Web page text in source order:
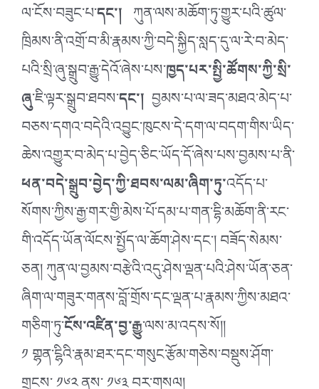
ལ་ངོས་བཟུང་པ་དང་། ཀུན་ལས་མཆོག་ཏུ་གྱུར་པའི་ཚུལ་
ཁྲིམས་ནི་འགྲོ་བ་མི་རྣམས་ཀྱི་བདེ་སྐྱིད་སླད་དུ་ལ་རེ་བ་མེད་
པའི་སྲི་ཞུ་སྒྲུབ་རྒྱུ་དེའོ་ཞེས་པས་ཁྱད་པར་སྤྱི་ཚོགས་ཀྱི་སྲི་
ཞུ་ཇི་ལྟར་སྒྲུབ་ཐབས་དང་།བྱམས་པ་ལ་ཟད་མཐའ་མེད་པ་
བཅས་དགའ་བདེའི་འབྱུང་ཁུངས་དེ་དག་ལ་བདག་གིས་ཡིད་
ཆེས་འགྱུར་བ་མེད་པ་བྱེད་ཅིང་ཡོད་དོ་ཞེས་པས་བྱམས་པ་ནི་
ཕན་བདེ་སྒྲུབ་བྱེད་ཀྱི་ཐབས་ལམ་ཞིག་ཏུ་འདོད་པ་
སོགས་ཀྱིས་རྒྱ་གར་གྱི་མེས་པོ་དམ་པ་གན་དྷི་མཆོག་ནི་རང་
གི་འདོད་ཡོན་ལོངས་སྤྱོད་ལ་ཆོག་ཤེས་དང་། བཟོད་སེམས་
ཅན། ཀུན་ལ་བྱམས་བརྩེའི་འདུ་ཤེས་ལྡན་པའི་ཤེས་ཡོན་ཅན་
ཞིག་ལ་གཟུར་གནས་བློ་གྲོས་དང་ལྡན་པ་རྣམས་ཀྱིས་མཐའ་
གཅིག་ཏུ་ངོས་འཛིན་བྱ་རྒྱུ་ལས་མ་འདས་སོ།།
༡ གྷན་ངྷིའི་རྣམ་ཐར་དང་གསུང་རྩོམ་གཅེས་བསྡུས་ཤོག་